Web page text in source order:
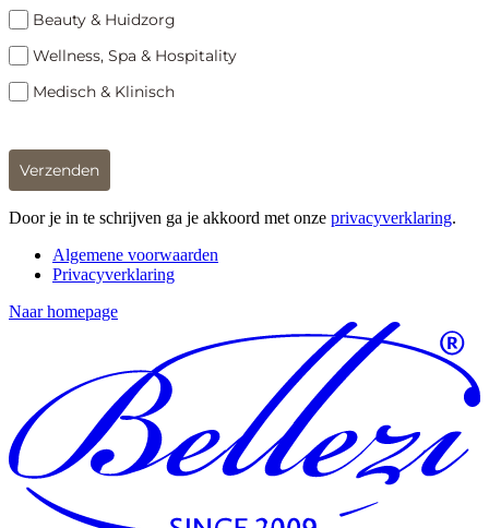
Beauty & Huidzorg
Wellness, Spa & Hospitality
Medisch & Klinisch
Verzenden
Door je in te schrijven ga je akkoord met onze privacyverklaring.
Algemene voorwaarden
Privacyverklaring
Naar homepage